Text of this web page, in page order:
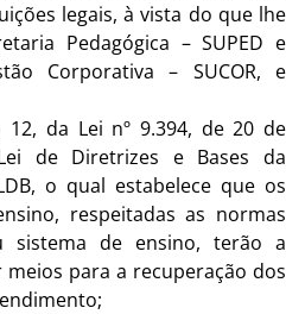
legais, à vista do que lhe
Pedagógica – SUPED e
Corporativa – SUCOR, e
da Lei nº 9.394, de 20 de
de Diretrizes e Bases da
o qual estabelece que os
respeitadas as normas
sistema de ensino, terão a
para a recuperação dos